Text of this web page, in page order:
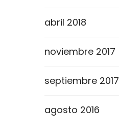
abril 2018
noviembre 2017
septiembre 2017
agosto 2016